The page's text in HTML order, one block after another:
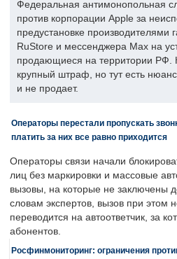
Федеральная антимонопольная
против корпорации Apple за
предустановке производителями
RuStore и мессенджера Max на
продающиеся на территории РФ.
крупный штраф, но тут есть
и не продает.
Операторы перестали пропускать
платить за них все равно приходится
Операторы связи начали
лиц без маркировки и массовые
вызовы, на которые не заключены
словам экспертов, вызов при этом
переводится на автоответчик, за
абонентов.
Росфинмониторинг: ограничения